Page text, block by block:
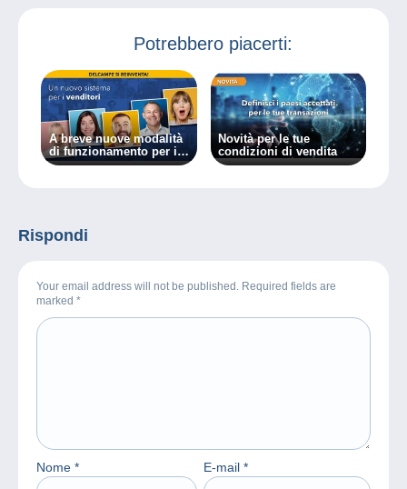
Potrebbero piacerti:
A breve nuove modalità
di funzionamento per i
venditori Delcampe!
Novità per le tue
condizioni di vendita
Rispondi
Your email address will not be published. Required fields are
marked *
Nome * E-mail *